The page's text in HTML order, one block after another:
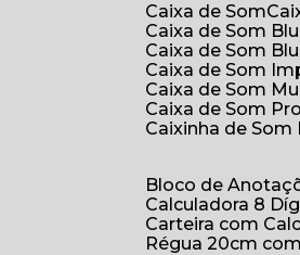
Caixa de Som
Caixa de Som
Caixa de Som
Caixa de Som
Caixa de Som
Caixa de Som
Caixinha de
Bloco de
Calculadora 8
Carteira com
Régua 20cm